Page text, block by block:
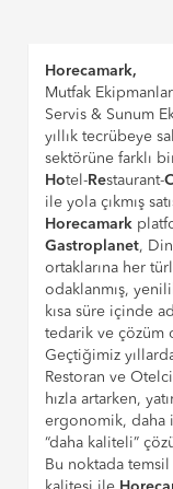
Horecamark,
Mutfak
Servis & Sunum
yıllık tecrübeye
sektörüne farklı
Hotel-Restaurant-
ile yola çıkmış
Horecamark
Gastroplanet,
ortaklarına her
odaklanmış,
kısa süre içinde
tedarik ve çözüm
Geçtiğimiz
Restoran ve
hızla artarken,
ergonomik, daha
“daha kaliteli”
Bu noktada